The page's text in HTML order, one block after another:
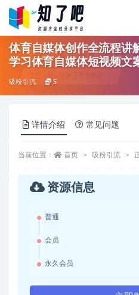
体育自媒体创作全流程讲
学习体育自媒体短视频文
运营
吸粉引流 5
详情介绍 常见问题
当前位置： 首页 吸粉引流
资源信息
普通
会员
永久会员
全部